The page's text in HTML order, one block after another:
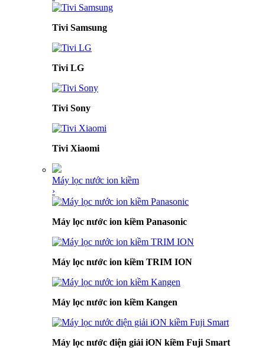
Tivi Samsung
Tivi LG
Tivi Sony
Tivi Xiaomi
Máy lọc nước ion kiềm
›
Máy lọc nước ion kiềm Panasonic
Máy lọc nước ion kiềm TRIM ION
Máy lọc nước ion kiềm Kangen
Máy lọc nước điện giải iON kiềm Fuji Smart